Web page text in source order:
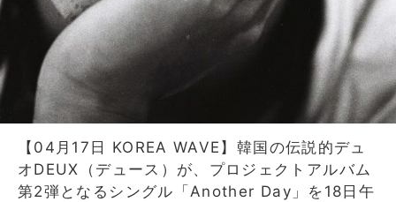
【04月17日 KOREA WAVE】韓国の伝説的デュ
オDEUX（デュース）が、プロジェクトアルバム
第2弾となるシングル「Another Day」を18日午